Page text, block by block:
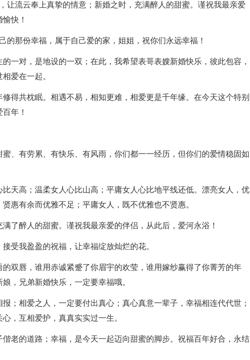
让流云奉上真挚的情意；新婚之时，充满醉人的甜蜜。谨祝我最亲爱
快！
的那份幸福，属于自己爱的家，姐姐，祝你们永远幸福！
一对，是地设的一双；在此，我希望表哥表嫂新婚快乐，彼此包容，
爱在一起。
得共枕眠。相遇不易，相知更难，相爱更是千年缘。在今天这个特别
年！
蜜、有劳累、有快乐、有风雨，你们都一一经历，但你们的爱情稳固如
比天高；温柔女人心比山高；平庸女人心比地平线还低。漂亮女人，优
惠有余而优雅不足；平庸女人，既不优雅也不贤惠。
了醉人的甜蜜。谨祝我最亲爱的伴侣，从此后，爱河永浴！
受我盈盈的祝福，让幸福绽放灿烂的花。
的双唇，谁用赤诚紧蹙了你眉宇的欢莹，谁用嫁纱赢得了你菁芳的年
，兄弟新婚快乐，一定要幸福哦。
；相爱之人，一定要付出真心；真心真意一辈子，幸福相连代代世；
，互相爱护，真真实实过一生。
偕老的道路；幸福，是今天一起迈向甜蜜的脚步。祝福百年好合，永结